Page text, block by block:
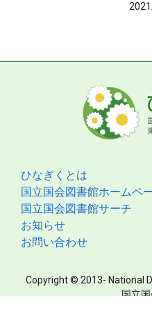
ひなぎくとは
国立国会図書館ホームペ
国立国会図書館サーチ
お知らせ
お問い合わせ
Copyright © 2013- National